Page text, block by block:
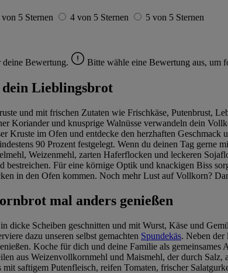
von 5 Sternen 4 von 5 Sternen
5 von 5 Sternen
Bewertung. Bitte wähle eine Bewertung aus, um
Lieblingsbrot
und mit frischen Zutaten wie Frischkäse, Putenbrust,
Koriander und knusprige Walnüsse verwandeln dein
Kruste im Ofen und entdecke den herzhaften Geschmack
90 Prozent festgelegt. Wenn du deinen Tag gerne
Weizenmehl, zarten Haferflocken und leckeren
bestreichen. Für eine körnige Optik und knackigen Biss
in den Ofen kommen. Noch mehr Lust auf Vollkorn?
mal anders genießen
dicke Scheiben geschnitten und mit Wurst, Käse und
dazu unseren selbst gemachten Spundekäs. Neben der
Koche für dich und deine Familie als gemeinsames
aus Weizenvollkornmehl und Maismehl, der durch
saftigem Putenfleisch, reifen Tomaten, frischer